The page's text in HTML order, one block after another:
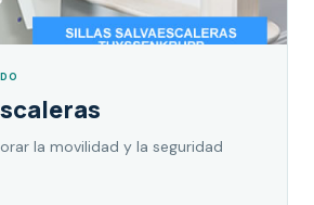
la movilidad y la seguridad